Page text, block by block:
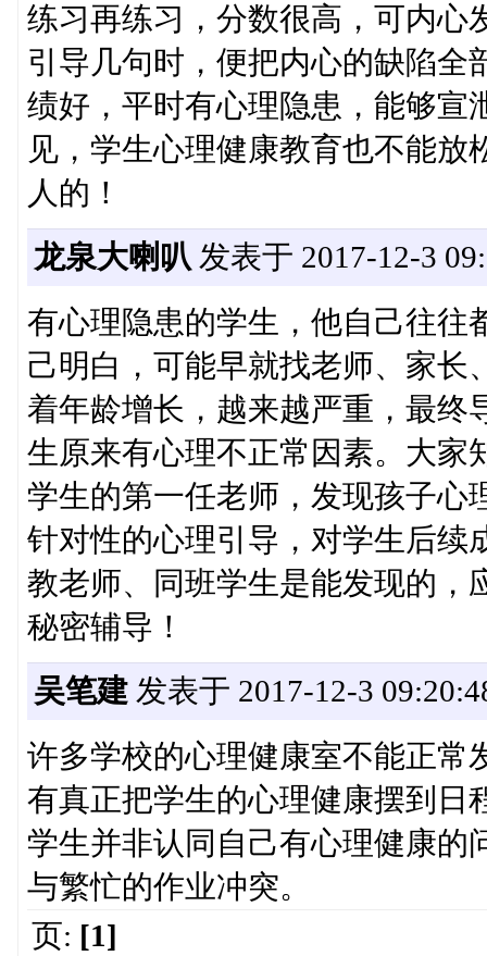
练习再练习，分数很高，可内心
引导几句时，便把内心的缺陷全
绩好，平时有心理隐患，能够宣
见，学生心理健康教育也不能
人的！
龙泉大喇叭 发表于 2017-12-3
有心理隐患的学生，他自己往往
己明白，可能早就找老师、家长
着年龄增长，越来越严重，最终
生原来有心理不正常因素。大家
学生的第一任老师，发现孩子心
针对性的心理引导，对学生后续
教老师、同班学生是能发现的，
秘密辅导！
吴笔建发表于 2017-12-3
许多学校的心理健康室不能正常
有真正把学生的心理健康摆到日
学生并非认同自己有心理健康的
与繁忙的作业冲突。
页: [1]